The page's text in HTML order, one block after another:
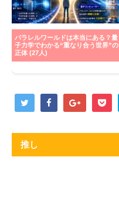
パラレルワールドは本当にある？量
子力学でわかる“重なり合う世界”の
正体 (27人)
推し